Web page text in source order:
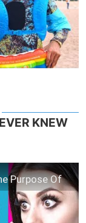
KNEW
Purpose Of